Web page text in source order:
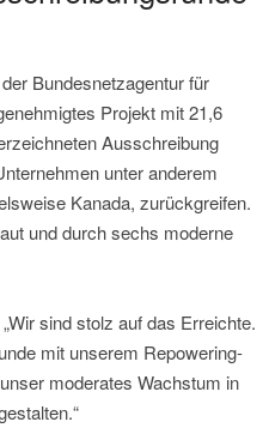
Bundesnetzagentur für
Projekt mit 21,6
Ausschreibung
unter anderem
Kanada, zurückgreifen.
und durch sechs moderne
sind stolz auf das Erreichte.
mit unserem Repowering-
moderates Wachstum in